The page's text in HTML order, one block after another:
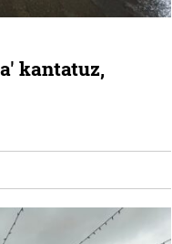
kantatuz,